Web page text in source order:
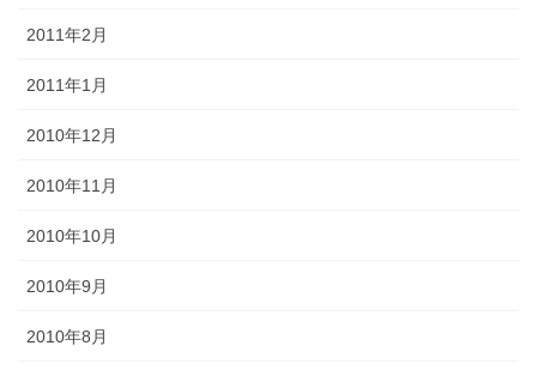
2011年2月
2011年1月
2010年12月
2010年11月
2010年10月
2010年9月
2010年8月